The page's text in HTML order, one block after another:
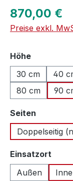
Regulärer Preis:
870,00 €
Preise exkl.
Höheauswählen
30 cm
40
80 cm
90
Seiten
Doppelseitig
Einsatzort
Außen